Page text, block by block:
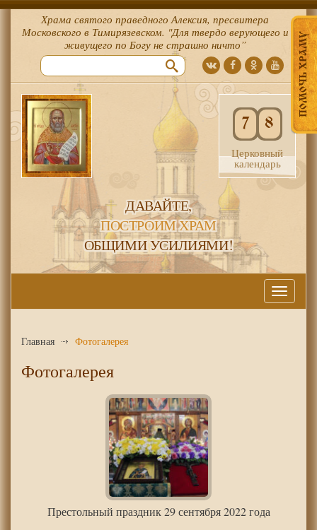
ПОМОЧЬ ХРАМУ
Храма святого праведного Алексия, пресвитера
Московского в Тимирязевском. "Для твердо верующего и
живущего по Богу не страшно ничто”
7 8
Церковный
календарь
ДАВАЙТЕ,
ПОСТРОИМ ХРАМ
ОБЩИМИ УСИЛИЯМИ!
Меню
Главная Фотогалерея
Фотогалерея
Престольный праздник 29 сентября 2022 года